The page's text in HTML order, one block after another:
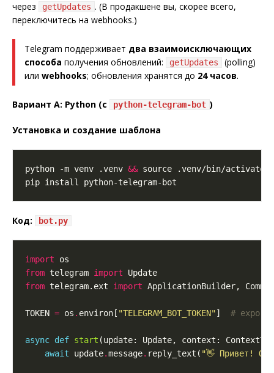
через
getUpdates . (В продакшене вы, скорее всего,
переключитесь на webhooks.)
Telegram поддерживает два взаимоисключающих
способа получения обновлений: getUpdates
(polling)
или webhooks; обновления хранятся до 24 часов.
Вариант A: Python (с python-telegram-bot )
Установка и создание шаблона
python -m venv .venv && source .venv/bin/activate
Код: bot.py
import
from telegram import
from telegram.ext import
TOKEN = os . environ[ "TELEGRAM_BOT_TOKEN"] # export
async def start (update: Update, context:
await update.message. reply_text( "👋 Привет!